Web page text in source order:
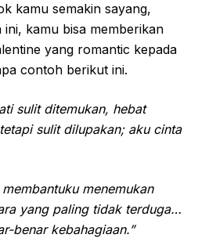
kamu semakin sayang,
ini, kamu bisa memberikan
yang romantic kepada
contoh berikut ini.
sulit ditemukan, hebat
sulit dilupakan; aku cinta
menemukan
yang paling tidak terduga…
benar kebahagiaan.”